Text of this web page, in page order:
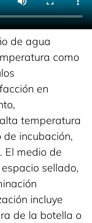
de agua
como
en
temperatura
incubación,
El medio de
sellado,
incluye
de la botella o